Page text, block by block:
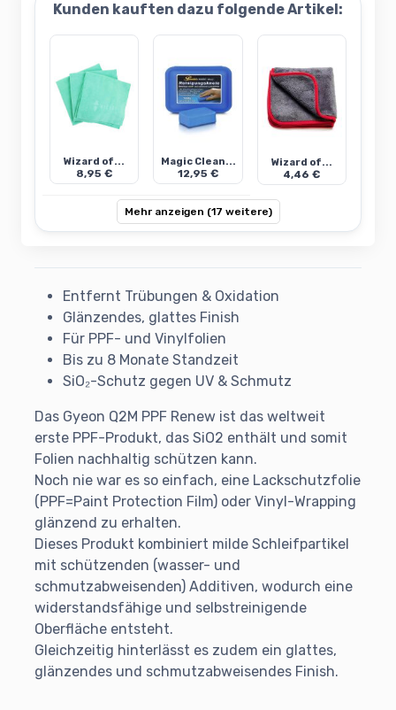
Kunden kauften dazu folgende Artikel:
Wizard of...
8,95 €
Magic Clean...
12,95 €
Wizard of...
4,46 €
Mehr anzeigen (17 weitere)
Entfernt Trübungen & Oxidation
Glänzendes, glattes Finish
Für PPF- und Vinylfolien
Bis zu 8 Monate Standzeit
SiO₂-Schutz gegen UV & Schmutz
Das Gyeon Q2M PPF Renew ist das weltweit
erste PPF-Produkt, das SiO2 enthält und somit
Folien nachhaltig schützen kann.
Noch nie war es so einfach, eine Lackschutzfolie
(PPF=Paint Protection Film) oder Vinyl-Wrapping
glänzend zu erhalten.
Dieses Produkt kombiniert milde Schleifpartikel
mit schützenden (wasser- und
schmutzabweisenden) Additiven, wodurch eine
widerstandsfähige und selbstreinigende
Oberfläche entsteht.
Gleichzeitig hinterlässt es zudem ein glattes,
glänzendes und schmutzabweisendes Finish.